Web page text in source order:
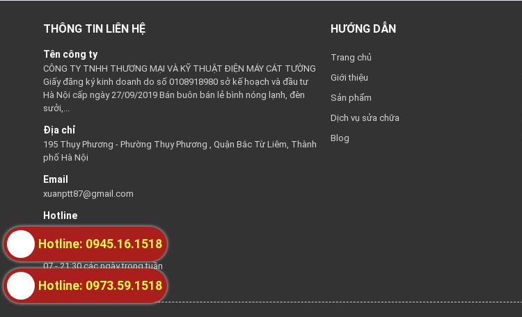
THÔNG TIN LIÊN HỆ
Tên công ty
CÔNG TY TNHH THƯƠNG MẠI VÀ KỸ THUẬT ĐIỆN MÁY CÁT TƯỜNG
Giấy đăng ký kinh doanh do số 0108918980 sở kế hoạch và đầu tư
Hà Nội cấp ngày 27/09/2019 Bán buôn bán lẻ bình nóng lạnh, đèn
sưởi,...
Địa chỉ
195 Thụy Phương - Phường Thụy Phương , Quận Bắc Từ Liêm, Thành
phố Hà Nội
Email
xuanptt87@gmail.com
Hotline
0945161518
Thời gian hỗ trợ
07 - 21:30 các ngày trong tuần
HƯỚNG DẪN
Trang chủ
Giới thiệu
Sản phẩm
Dịch vụ sửa chữa
Blog
Hotline: 0973.59.1518
Hotline: 0945.16.1518